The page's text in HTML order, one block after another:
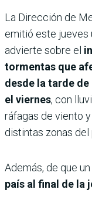
La Dirección de
emitió este jueves
advierte sobre el
tormentas que
desde la tarde de
el viernes, con
ráfagas de viento
distintas zonas del
Además, de que un
país al final de la